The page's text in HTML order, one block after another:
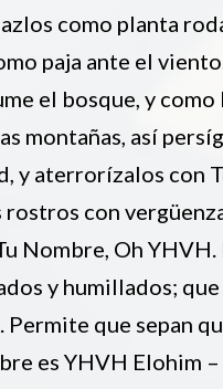
como planta
paja ante el
el bosque, y como
montañas, así
y aterrorízalos con
rostros con
Nombre, Oh
y humillados;
Permite que sepan
es YHVH Elohim –